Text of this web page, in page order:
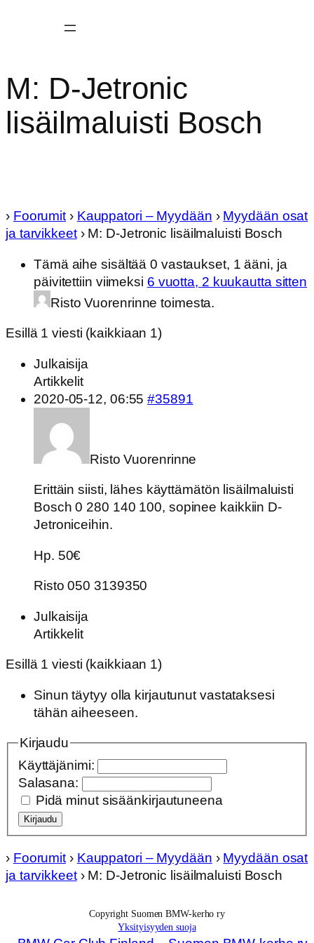
M: D-Jetronic
lisäilmaluisti Bosch
› Foorumit › Kauppatori – Myydään › Myydään osat
ja tarvikkeet › M: D-Jetronic lisäilmaluisti Bosch
Tämä aihe sisältää 0 vastaukset, 1 ääni, ja
päivitettiin viimeksi 6 vuotta, 2 kuukautta sitten
Risto Vuorenrinne toimesta.
Esillä 1 viesti (kaikkiaan 1)
Julkaisija
Artikkelit
2020-05-12, 06:55 #35891
Risto Vuorenrinne
Erittäin siisti, lähes käyttämätön lisäilmaluisti
Bosch 0 280 140 100, sopinee kaikkiin D-
Jetroniceihin.
Hp. 50€
Risto 050 3139350
Julkaisija
Artikkelit
Esillä 1 viesti (kaikkiaan 1)
Sinun täytyy olla kirjautunut vastataksesi
tähän aiheeseen.
Kirjaudu
Käyttäjänimi:
Salasana:
Pidä minut sisäänkirjautuneena
Kirjaudu
› Foorumit › Kauppatori – Myydään › Myydään osat
ja tarvikkeet › M: D-Jetronic lisäilmaluisti Bosch
Copyright Suomen BMW-kerho ry
Yksityisyyden suoja